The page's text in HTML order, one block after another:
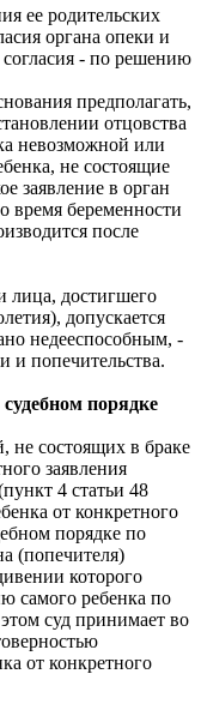
ее родительских
органа опеки и
согласия - по решению
предполагать,
отцовства
невозможной или
не состоящие
заявление в орган
время беременности
после
лица, достигшего
допускается
недееспособным, -
и попечительства.
порядке
не состоящих в браке
заявления
4 статьи 48
от конкретного
порядке по
(попечителя)
которого
самого ребенка по
суд принимает во
от конкретного